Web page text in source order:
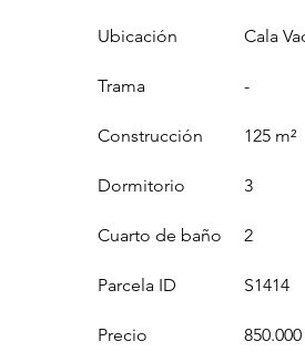
Ubicación
Trama
Construcción
Cala
-
125 m²
Dormitorio
Cuarto de baño
3
2
Parcela ID
Precio
S1414
850.000